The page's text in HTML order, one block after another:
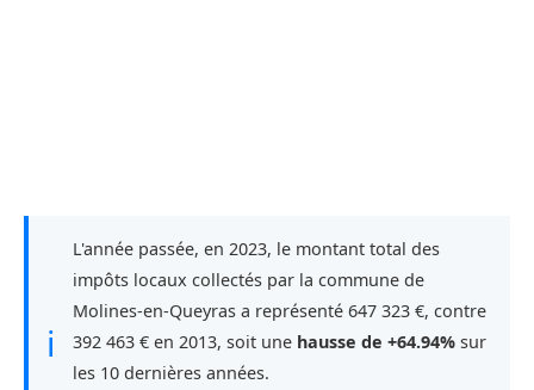
ℹ
L'année passée, en 2023, le montant total des
impôts locaux collectés par la commune de
Molines-en-Queyras a représenté 647 323 €, contre
392 463 € en 2013, soit une hausse de +64.94% sur
les 10 dernières années.